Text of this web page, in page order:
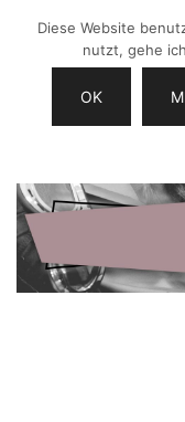
springen
Diese Website
nutzt, gehe
OK